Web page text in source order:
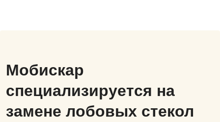
Мобискар
специализируется на
замене лобовых стекол